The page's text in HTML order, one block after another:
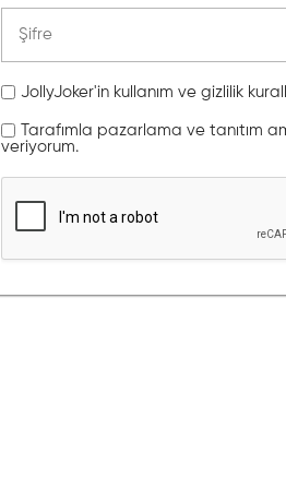
JollyJoker'in kullanım ve gizlilik
Tarafımla pazarlama ve tanıtım
veriyorum.